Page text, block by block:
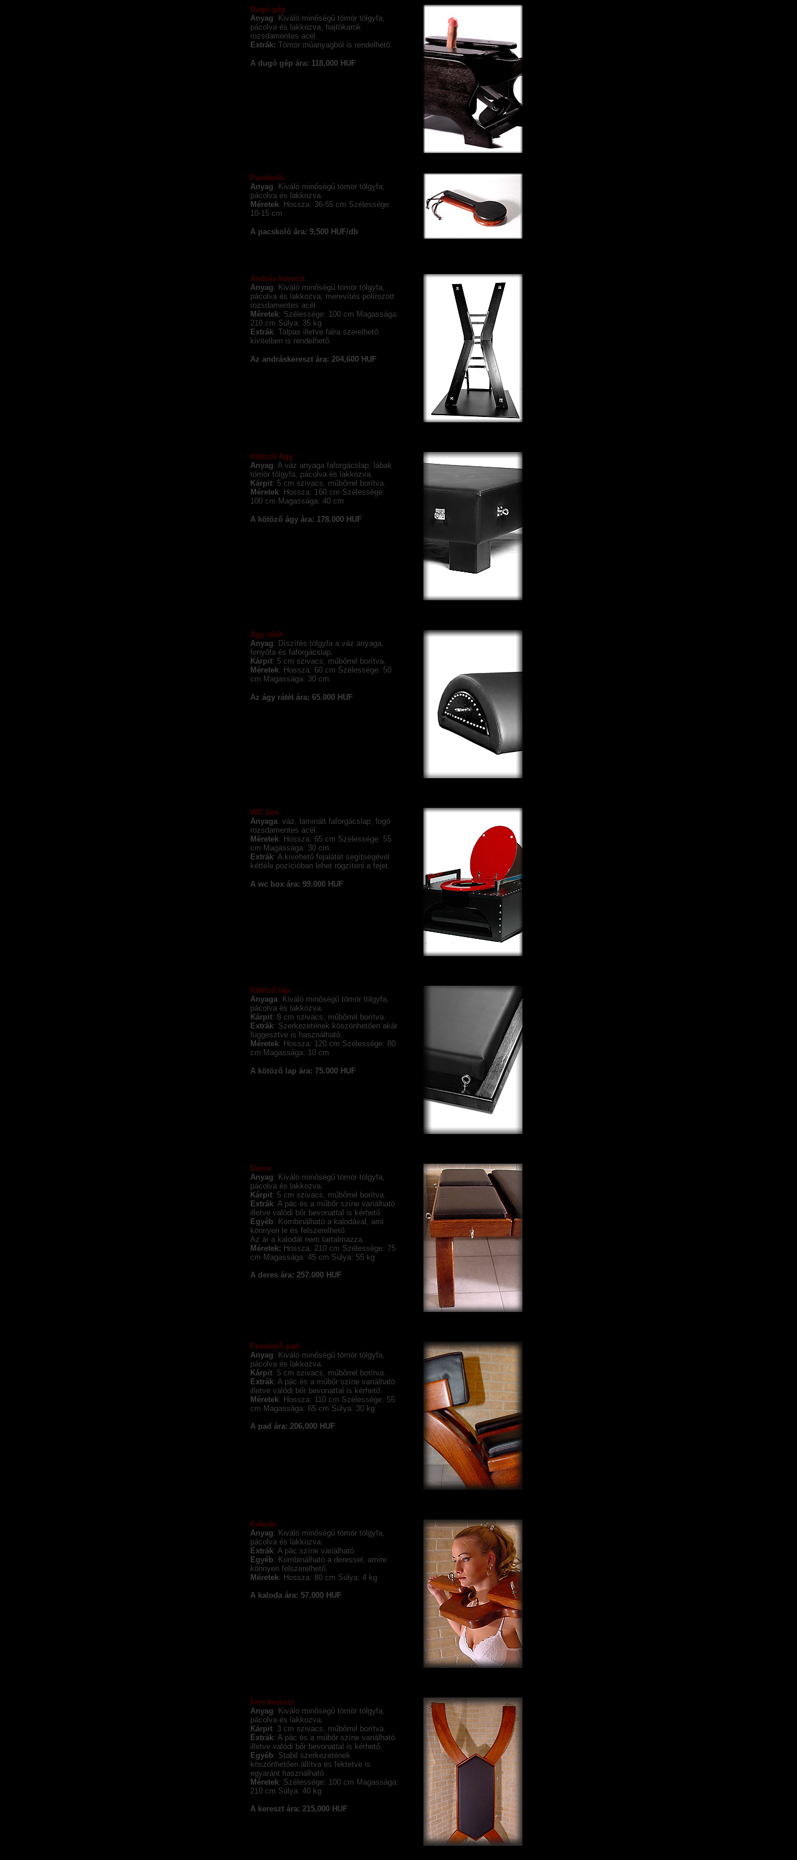
Dugó gép
Anyag: Kiváló minőségű tömör tölgyfa,
pácolva és lakkozva, hajtókarok
rozsdamentes acél.
Extrák: Tömör műanyagból is rendelhető.
A dugó gép ára: 118,000 HUF
Pacskoló
Anyag: Kiváló minőségű tömör tölgyfa,
pácolva és lakkozva.
Méretek: Hossza: 36-55 cm Szélessége:
10-15 cm
A pacskoló ára: 9,500 HUF/db
András kereszt
Anyag: Kiváló minőségű tömör tölgyfa,
pácolva és lakkozva, merevítés polírozott
rozsdamentes acél.
Méretek: Szélessége: 100 cm Magassága:
210 cm Súlya: 35 kg
Extrák: Talpas illetve falra szerelhető
kivitelben is rendelhető.
Az andráskereszt ára: 204,600 HUF
Kötöző Ágy
Anyag: A váz anyaga faforgácslap, lábak
tömör tölgyfa, pácolva és lakkozva.
Kárpit: 5 cm szivacs, műbőrrel borítva.
Méretek: Hossza: 160 cm Szélessége:
100 cm Magassága: 40 cm
A kötöző ágy ára: 178.000 HUF
Ágy rátét
Anyag: Díszítés tölgyfa a váz anyaga,
fenyőfa és faforgácslap.
Kárpit: 5 cm szivacs, műbőrrel borítva.
Méretek: Hossza: 60 cm Szélessége: 50
cm Magassága: 30 cm
Az ágy rátét ára: 65.000 HUF
WC box
Anyaga: váz, laminált faforgácslap, fogó
rozsdamentes acél.
Méretek: Hossza: 65 cm Szélessége: 55
cm Magassága: 30 cm
Extrák: A kivehető fejalátét segítségével
kétféle pozícióban lehet rögzíteni a fejet.
A wc box ára: 99.000 HUF
Kötöző lap
Anyaga: Kiváló minőségű tömör tölgyfa,
pácolva és lakkozva.
Kárpit: 8 cm szivacs, műbőrrel borítva.
Extrák: Szerkezetének köszönhetően akár
függesztve is használható.
Méretek: Hossza: 120 cm Szélessége: 80
cm Magassága: 10 cm
A kötöző lap ára: 75.000 HUF
Deres
Anyag: Kiváló minőségű tömör tölgyfa,
pácolva és lakkozva.
Kárpit: 5 cm szivacs, műbőrrel borítva.
Extrák: A pác és a műbőr színe variálható
illetve valódi bőr bevonattal is kérhető.
Egyéb: Kombinálható a kalodával, ami
könnyen le és felszerelhető.
Az ár a kalodát nem tartalmazza.
Méretek: Hossza: 210 cm Szélessége: 75
cm Magassága: 45 cm Súlya: 55 kg
A deres ára: 257.000 HUF
Fenekelő pad
Anyag: Kiváló minőségű tömör tölgyfa,
pácolva és lakkozva.
Kárpit: 5 cm szivacs, műbőrrel borítva.
Extrák: A pác és a műbőr színe variálható
illetve valódi bőr bevonattal is kérhető.
Méretek: Hossza: 110 cm Szélessége: 55
cm Magassága: 65 cm Súlya: 30 kg
A pad ára: 206,000 HUF
Kaloda
Anyag: Kiváló minőségű tömör tölgyfa,
pácolva és lakkozva.
Extrák: A pác színe variálható.
Egyéb: Kombinálható a deressel, amire
könnyen felszerelhető.
Méretek: Hossza: 80 cm Súlya: 4 kg
A kaloda ára: 57,000 HUF
Íves kereszt
Anyag: Kiváló minőségű tömör tölgyfa,
pácolva és lakkozva.
Kárpit: 3 cm szivacs, műbőrrel borítva.
Extrák: A pác és a műbőr színe variálható
illetve valódi bőr bevonattal is kérhető.
Egyéb: Stabil szerkezetének
köszönhetően állítva és fektetve is
egyaránt használható.
Méretek: Szélessége: 100 cm Magassága:
210 cm Súlya: 40 kg
A kereszt ára: 215,000 HUF